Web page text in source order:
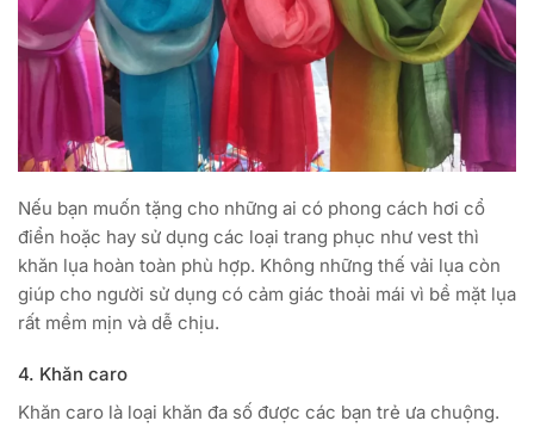
Nếu bạn muốn tặng cho những ai có phong cách hơi cổ
điển hoặc hay sử dụng các loại trang phục như vest thì
khăn lụa hoàn toàn phù hợp. Không những thế vải lụa còn
giúp cho người sử dụng có cảm giác thoải mái vì bề mặt lụa
rất mềm mịn và dễ chịu.
4. Khăn caro
Khăn caro là loại khăn đa số được các bạn trẻ ưa chuộng.